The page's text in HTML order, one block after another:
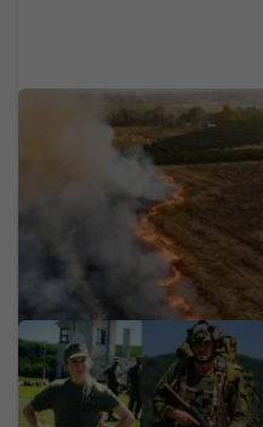
40 eur za 1 liter:
Slovákov zdražie.
Za 20 dní dostaneš 3 000
eur. Slovenská armáda
láka ľudí do záloh, stačí ti
základná škola